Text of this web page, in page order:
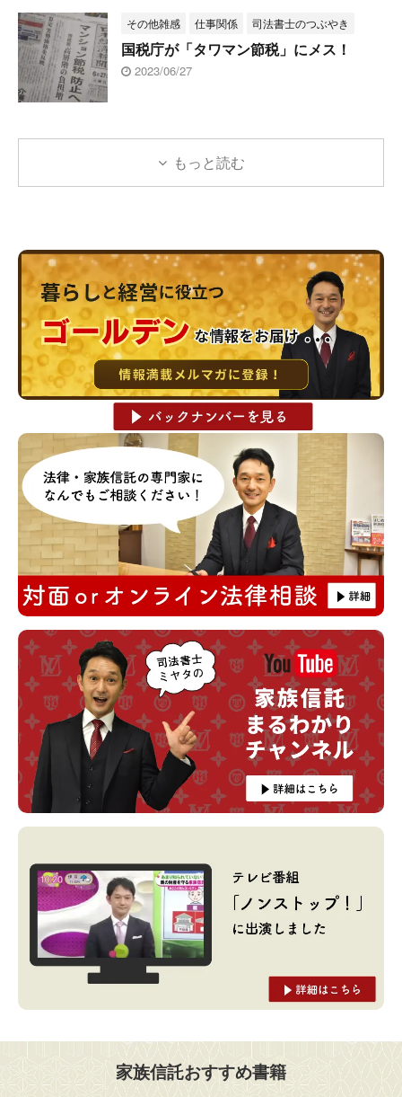
その他雑感 仕事関係 司法書士のつぶやき
国税庁が「タワマン節税」にメス！
2023/06/27
もっと読む
家族信託おすすめ書籍